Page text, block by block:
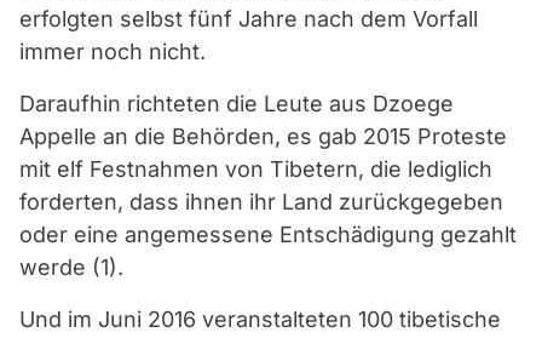
erfolgten selbst fünf Jahre nach dem Vorfall
immer noch nicht.
Daraufhin richteten die Leute aus Dzoege
Appelle an die Behörden, es gab 2015 Proteste
mit elf Festnahmen von Tibetern, die lediglich
forderten, dass ihnen ihr Land zurückgegeben
oder eine angemessene Entschädigung gezahlt
werde (1).
Und im Juni 2016 veranstalteten 100 tibetische